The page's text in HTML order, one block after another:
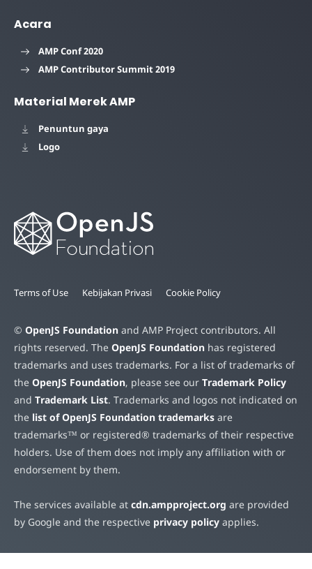
Acara
AMP Conf 2020
AMP Contributor Summit 2019
Material Merek AMP
Penuntun gaya
Logo
Terms of Use Kebijakan Privasi Cookie Policy
© OpenJS Foundation and AMP Project contributors. All
rights reserved. The OpenJS Foundation has registered
trademarks and uses trademarks. For a list of trademarks of
the OpenJS Foundation, please see our Trademark Policy
and Trademark List. Trademarks and logos not indicated on
the list of OpenJS Foundation trademarks are
trademarks™ or registered® trademarks of their respective
holders. Use of them does not imply any affiliation with or
endorsement by them.
The services available at cdn.ampproject.org are provided
by Google and the respective privacy policy applies.